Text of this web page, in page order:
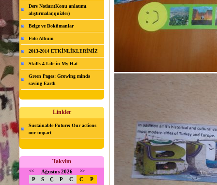
Ders Notları(Konu anlatımı,
alıştırmalar,quizler)
Belge ve Dokümanlar
Foto Album
2013-2014 ETKİNLİKLERİMİZ
Skills 4 Life in My Hat
Green Pages: Growing minds
saving Earth
Linkler
Sustainable Future: Our actions
our impact
Takvim
<< Ağustos 2026 >>
P S Ç P C C P